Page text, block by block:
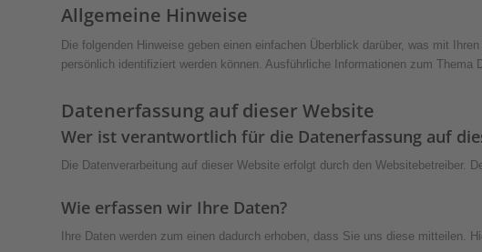
Allgemeine Hinweise
Die folgenden Hinweise geben einen einfachen Überblick darüber, was mit
persönlich identifiziert werden können. Ausführliche Informationen zum
Datenerfassung auf dieser Website
Wer ist verantwortlich für die Datenerfassung auf
Die Datenverarbeitung auf dieser Website erfolgt durch den Websitebetreiber.
Wie erfassen wir Ihre Daten?
Ihre Daten werden zum einen dadurch erhoben, dass Sie uns diese